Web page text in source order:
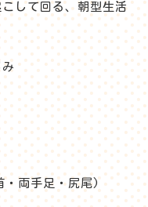
して回る、朝型生活
両手足・尻尾)